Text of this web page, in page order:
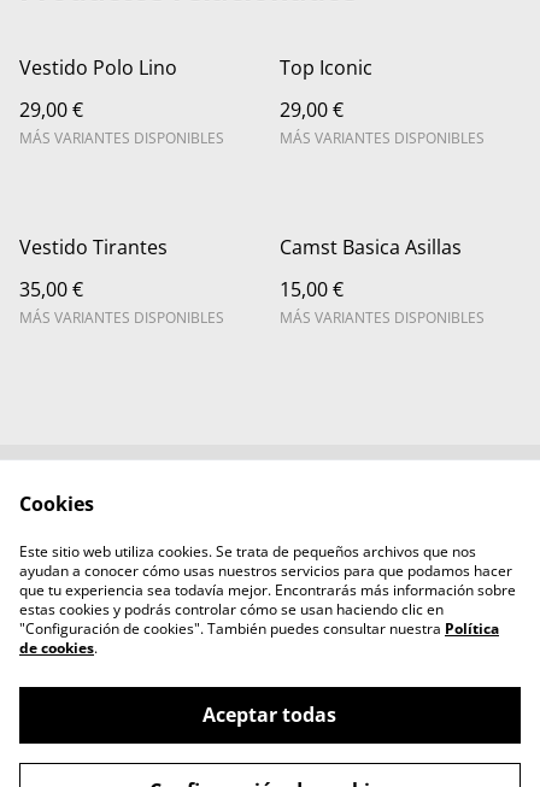
Vestido Polo Lino
29,00 €
MÁS VARIANTES DISPONIBLES
Top Iconic
29,00 €
MÁS VARIANTES DISPONIBLES
Vestido Tirantes
35,00 €
MÁS VARIANTES DISPONIBLES
Camst Basica Asillas
15,00 €
MÁS VARIANTES DISPONIBLES
Política de Privacidad
Política de cookies
Aviso legal
©2026mamihlatenerife
Cookies
Este sitio web utiliza cookies. Se trata de pequeños archivos que nos
ayudan a conocer cómo usas nuestros servicios para que podamos hacer
que tu experiencia sea todavía mejor. Encontrarás más información sobre
estas cookies y podrás controlar cómo se usan haciendo clic en
"Configuración de cookies". También puedes consultar nuestra Política
de cookies.
Aceptar todas